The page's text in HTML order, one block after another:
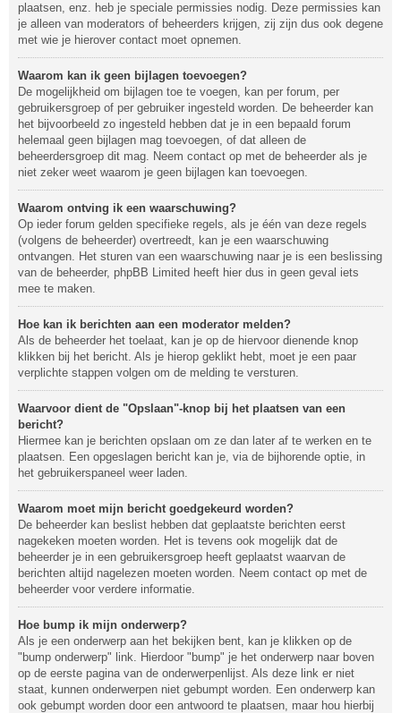
plaatsen, enz. heb je speciale permissies nodig. Deze permissies kan
je alleen van moderators of beheerders krijgen, zij zijn dus ook degene
met wie je hierover contact moet opnemen.
Waarom kan ik geen bijlagen toevoegen?
De mogelijkheid om bijlagen toe te voegen, kan per forum, per
gebruikersgroep of per gebruiker ingesteld worden. De beheerder kan
het bijvoorbeeld zo ingesteld hebben dat je in een bepaald forum
helemaal geen bijlagen mag toevoegen, of dat alleen de
beheerdersgroep dit mag. Neem contact op met de beheerder als je
niet zeker weet waarom je geen bijlagen kan toevoegen.
Waarom ontving ik een waarschuwing?
Op ieder forum gelden specifieke regels, als je één van deze regels
(volgens de beheerder) overtreedt, kan je een waarschuwing
ontvangen. Het sturen van een waarschuwing naar je is een beslissing
van de beheerder, phpBB Limited heeft hier dus in geen geval iets
mee te maken.
Hoe kan ik berichten aan een moderator melden?
Als de beheerder het toelaat, kan je op de hiervoor dienende knop
klikken bij het bericht. Als je hierop geklikt hebt, moet je een paar
verplichte stappen volgen om de melding te versturen.
Waarvoor dient de "Opslaan"-knop bij het plaatsen van een
bericht?
Hiermee kan je berichten opslaan om ze dan later af te werken en te
plaatsen. Een opgeslagen bericht kan je, via de bijhorende optie, in
het gebruikerspaneel weer laden.
Waarom moet mijn bericht goedgekeurd worden?
De beheerder kan beslist hebben dat geplaatste berichten eerst
nagekeken moeten worden. Het is tevens ook mogelijk dat de
beheerder je in een gebruikersgroep heeft geplaatst waarvan de
berichten altijd nagelezen moeten worden. Neem contact op met de
beheerder voor verdere informatie.
Hoe bump ik mijn onderwerp?
Als je een onderwerp aan het bekijken bent, kan je klikken op de
"bump onderwerp" link. Hierdoor "bump" je het onderwerp naar boven
op de eerste pagina van de onderwerpenlijst. Als deze link er niet
staat, kunnen onderwerpen niet gebumpt worden. Een onderwerp kan
ook gebumpt worden door een antwoord te plaatsen, maar hou hierbij